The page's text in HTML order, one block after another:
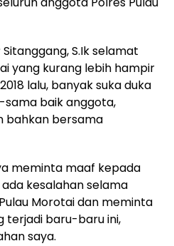
Sitanggang, S.Ik selamat
yang kurang lebih hampir
lalu, banyak suka duka
baik anggota,
bahkan bersama
meminta maaf kepada
kesalahan selama
Morotai dan meminta
terjadi baru-baru ini,
saya.